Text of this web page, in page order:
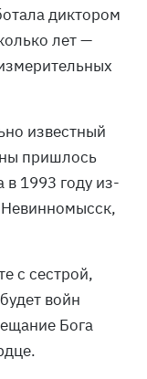
диктором
лет —
известный
пришлось
1993 году из-
Невинномысск,
с сестрой,
войн
Бога